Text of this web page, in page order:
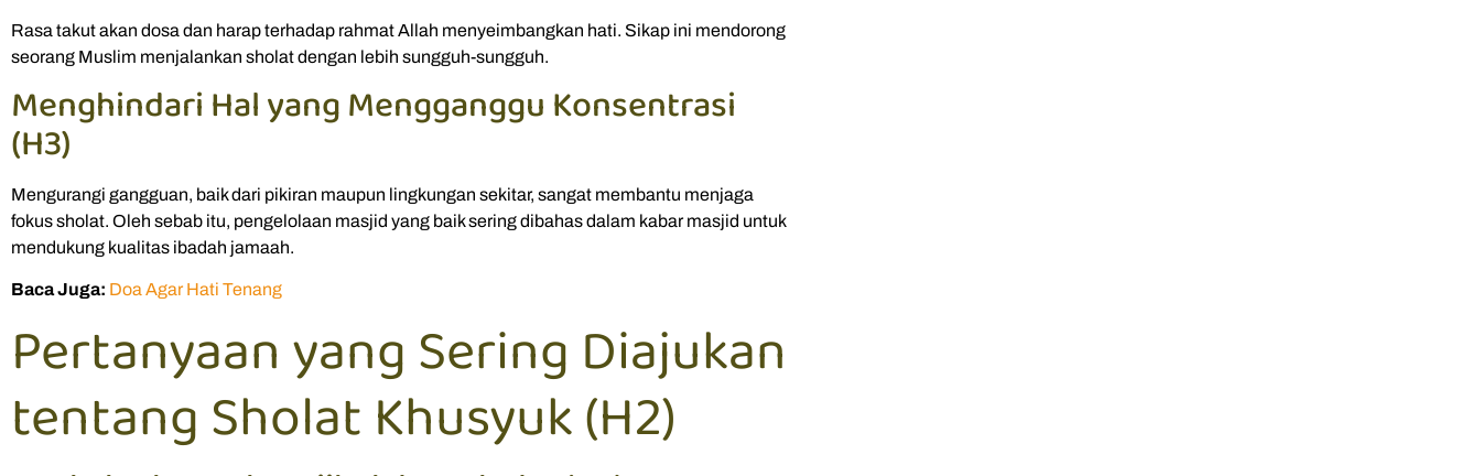
Rasa takut akan dosa dan harap terhadap rahmat Allah menyeimbangkan hati. Sikap ini mendorong
seorang Muslim menjalankan sholat dengan lebih sungguh-sungguh.
Menghindari Hal yang Mengganggu Konsentrasi
(H3)
Mengurangi gangguan, baik dari pikiran maupun lingkungan sekitar, sangat membantu menjaga
fokus sholat. Oleh sebab itu, pengelolaan masjid yang baik sering dibahas dalam kabar masjid untuk
mendukung kualitas ibadah jamaah.
Baca Juga: Doa Agar Hati Tenang
Pertanyaan yang Sering Diajukan
tentang Sholat Khusyuk (H2)